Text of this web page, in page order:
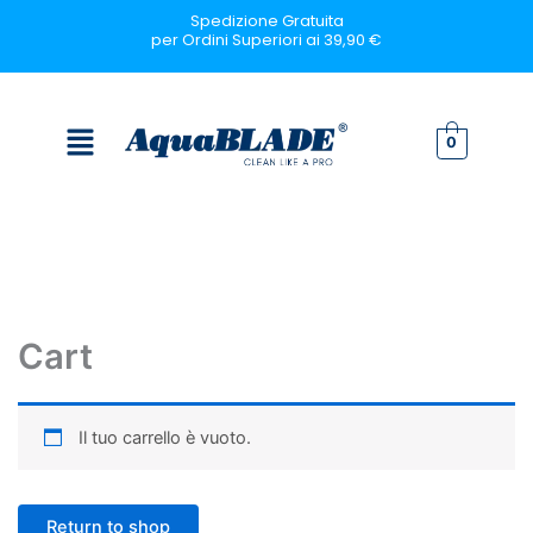
contenuto
Spedizione Gratuita
per Ordini Superiori ai 39,90 €
Menu 0
Cart
Il tuo carrello è vuoto.
Return to shop